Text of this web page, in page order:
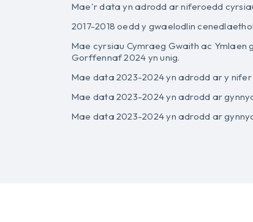
Mae'r data yn adrodd ar niferoedd
2017-2018 oedd y gwaelodlin
Mae cyrsiau Cymraeg Gwaith ac Ymlaen
Gorffennaf 2024 yn unig.
Mae data 2023-2024 yn adrodd ar y
Mae data 2023-2024 yn adrodd ar
Mae data 2023-2024 yn adrodd ar